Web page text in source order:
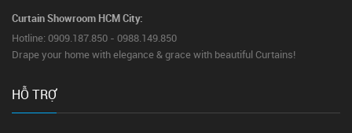
Curtain Showroom HCM City:
Hotline: 0909.187.850 - 0988.149.850
Drape your home with elegance & grace with beautiful Curtains!
HỖ TRỢ